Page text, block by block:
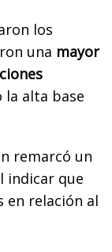
los
una mayor
la alta base
remarcó un
indicar que
en relación al